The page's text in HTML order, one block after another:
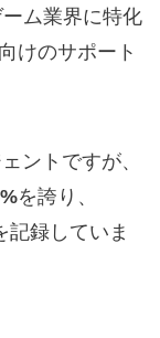
ム業界に特化
けのサポート
ントですが、
を誇り、
記録していま